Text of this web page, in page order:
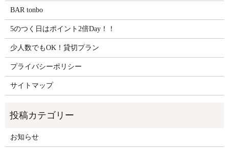
BAR tonbo
5のつく日はポイント2倍Day！！
少人数でもOK！貸切プラン
プライバシーポリシー
サイトマップ
お知らせ